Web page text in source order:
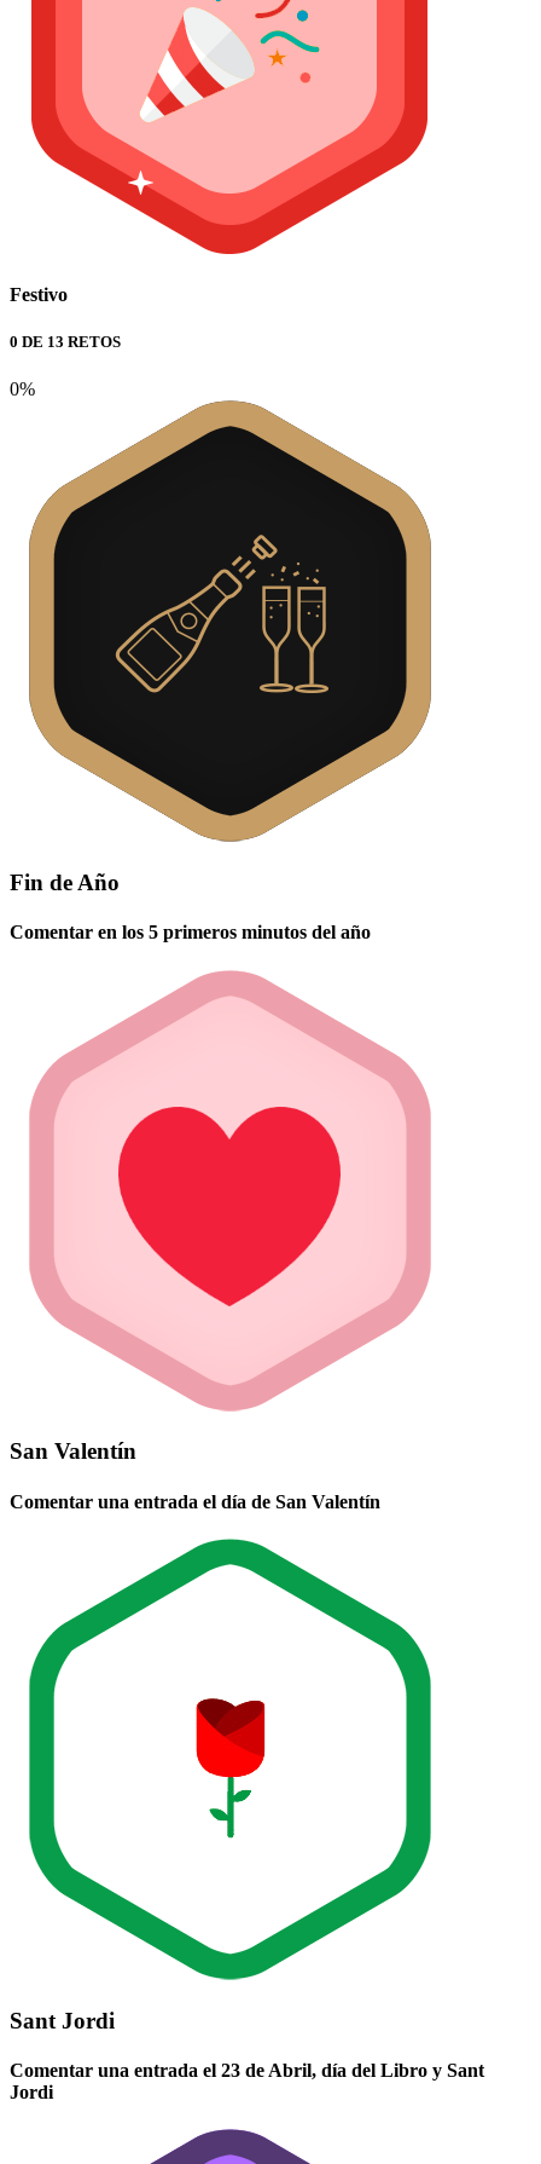
Festivo
0 DE 13 RETOS
0%
Fin de Año
Comentar en los 5 primeros minutos del año
San Valentín
Comentar una entrada el día de San Valentín
Sant Jordi
Comentar una entrada el 23 de Abril, día del Libro y Sant
Jordi